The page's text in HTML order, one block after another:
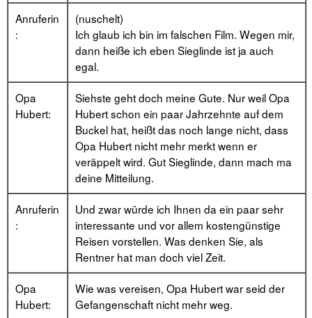
Anruferin
:
(nuschelt)
Ich glaub ich bin im falschen Film. Wegen mir,
dann heiße ich eben Sieglinde ist ja auch
egal.
Opa
Hubert:
Siehste geht doch meine Gute. Nur weil Opa
Hubert schon ein paar Jahrzehnte auf dem
Buckel hat, heißt das noch lange nicht, dass
Opa Hubert nicht mehr merkt wenn er
veräppelt wird. Gut Sieglinde, dann mach ma
deine Mitteilung.
Anruferin
:
Und zwar würde ich Ihnen da ein paar sehr
interessante und vor allem kostengünstige
Reisen vorstellen. Was denken Sie, als
Rentner hat man doch viel Zeit.
Opa
Hubert:
Wie was vereisen, Opa Hubert war seid der
Gefangenschaft nicht mehr weg.